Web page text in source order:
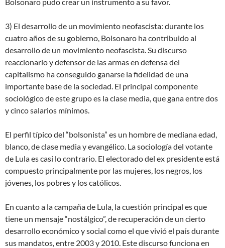
3) El desarrollo de un movimiento neofascista: durante los
cuatro años de su gobierno, Bolsonaro ha contribuido al
desarrollo de un movimiento neofascista. Su discurso
reaccionario y defensor de las armas en defensa del
capitalismo ha conseguido ganarse la fidelidad de una
importante base de la sociedad. El principal componente
sociológico de este grupo es la clase media, que gana entre dos
y cinco salarios mínimos.
El perfil típico del “bolsonista” es un hombre de mediana edad,
blanco, de clase media y evangélico. La sociología del votante
de Lula es casi lo contrario. El electorado del ex presidente está
compuesto principalmente por las mujeres, los negros, los
jóvenes, los pobres y los católicos.
En cuanto a la campaña de Lula, la cuestión principal es que
tiene un mensaje “nostálgico”, de recuperación de un cierto
desarrollo económico y social como el que vivió el país durante
sus mandatos, entre 2003 y 2010. Este discurso funciona en